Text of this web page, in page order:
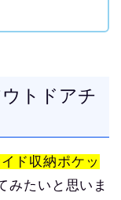
トドアチ
イド収納ポケッ
みたいと思いま